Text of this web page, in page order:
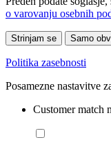
o varovanju osebnih
Strinjam se Samo
Politika zasebnosti
Posamezne nastavitve
Customer match